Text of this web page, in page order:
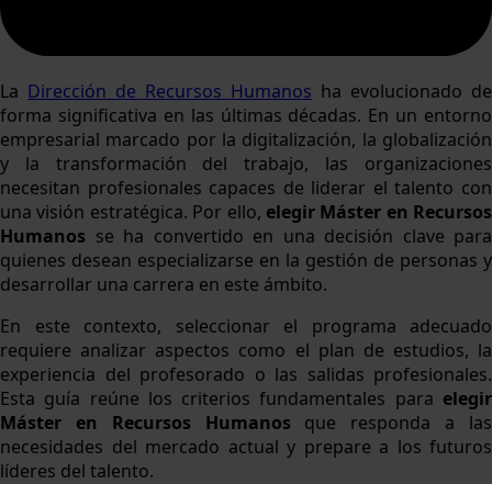
La Dirección de Recursos Humanos ha evolucionado de
forma significativa en las últimas décadas. En un entorno
empresarial marcado por la digitalización, la globalización
y la transformación del trabajo, las organizaciones
necesitan profesionales capaces de liderar el talento con
una visión estratégica. Por ello, elegir Máster en Recursos
Humanos se ha convertido en una decisión clave para
quienes desean especializarse en la gestión de personas y
desarrollar una carrera en este ámbito.
En este contexto, seleccionar el programa adecuado
requiere analizar aspectos como el plan de estudios, la
experiencia del profesorado o las salidas profesionales.
Esta guía reúne los criterios fundamentales para elegir
Máster en Recursos Humanos que responda a las
necesidades del mercado actual y prepare a los futuros
líderes del talento.